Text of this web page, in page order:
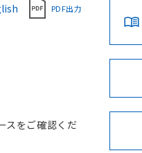
PDF出力
スをご確認くだ